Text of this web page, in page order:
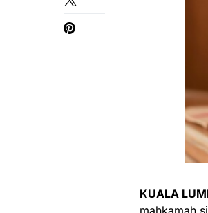
KUALA